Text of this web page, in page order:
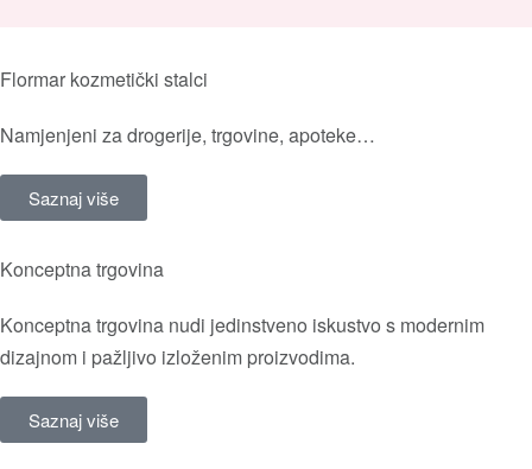
Flormar kozmetički stalci
Namjenjeni za drogerije, trgovine, apoteke…
Saznaj više
Konceptna trgovina
Konceptna trgovina nudi jedinstveno iskustvo s modernim
dizajnom i pažljivo izloženim proizvodima.
Saznaj više